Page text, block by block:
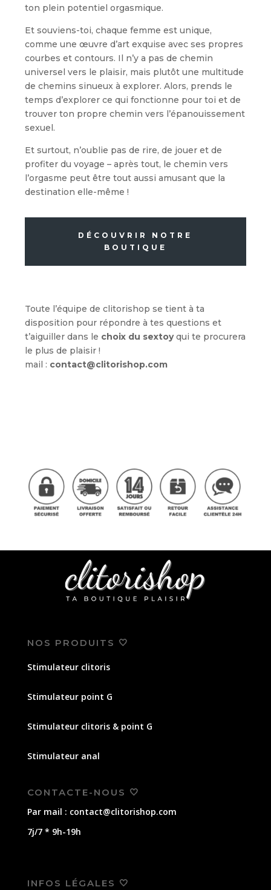
ton plein potentiel orgasmique.
Et souviens-toi, chaque femme est unique,
comme une œuvre d’art exquise avec ses propres
courbes et contours. Il n’y a pas de chemin
universel vers le plaisir, mais plutôt une multitude
de chemins sinueux à explorer. Alors, prends le
temps d’explorer ce qui fonctionne pour toi et de
trouver ton propre chemin vers l’épanouissement
sexuel.
Et surtout, n’oublie pas de rire, de jouer et de
profiter du voyage – après tout, le chemin vers
l’orgasme peut être tout aussi amusant que la
destination elle-même !
DÉCOUVRIR NOTRE
BOUTIQUE
Toute l’équipe de clitorishop se tient à ta
disposition pour répondre à tes questions et
t’aiguiller dans le choix du sextoyqui te procurera
le plus de plaisir !
mail : contact@clitorishop.com
NOS PRODUITS 🤍
Stimulateur clitoris
Stimulateur point G
Stimulateur clitoris & point G
Stimulateur anal
CONTACTE-NOUS 🤍
Par mail : contact@clitorishop.com
7j/7 * 9h-19h
INFOS LÉGALES 🤍